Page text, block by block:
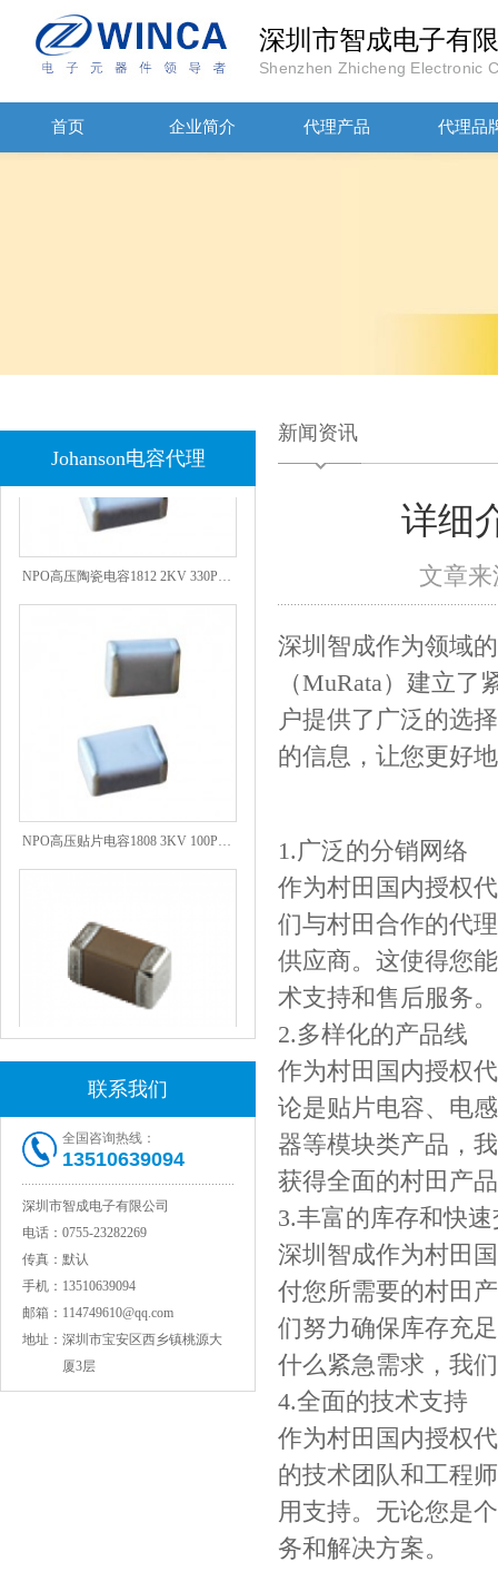
深圳市智成电子有
Shenzhen Zhicheng Electronic
首页 企业简介 代理产品 代理品
Johanson电容代理
JOHANOSN高压贴片电容1206/NPO/1000V/220PF/J档封装
联系我们
全国咨询热线：
13510639094
深圳市智成电子有限公司
电话： 0755-23282269
传真： 默认
手机： 13510639094
邮箱： 114749610@qq.com
地址： 深圳市宝安区西乡镇桃源大
厦3层
新闻资讯
详细
文章
深圳智成作为领域
（MuRata）建立
户提供了广泛的选
的信息，让您更好
1.广泛的分销网络
作为村田国内授权
们与村田合作的代
供应商。这使得您
术支持和售后服务。
2.多样化的产品线
作为村田国内授权
论是贴片电容、电
器等模块类产品，
获得全面的村田产
3.丰富的库存和快
深圳智成作为村田
付您所需要的村田
们努力确保库存充
什么紧急需求，我
4.全面的技术支持
作为村田国内授权
的技术团队和工程
用支持。无论您是
务和解决方案。